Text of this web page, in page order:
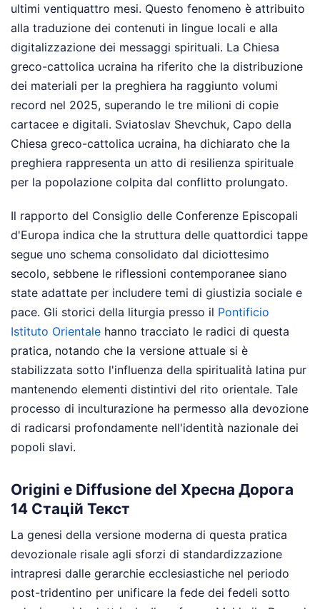
ultimi ventiquattro mesi. Questo fenomeno è attribuito
alla traduzione dei contenuti in lingue locali e alla
digitalizzazione dei messaggi spirituali. La Chiesa
greco-cattolica ucraina ha riferito che la distribuzione
dei materiali per la preghiera ha raggiunto volumi
record nel 2025, superando le tre milioni di copie
cartacee e digitali. Sviatoslav Shevchuk, Capo della
Chiesa greco-cattolica ucraina, ha dichiarato che la
preghiera rappresenta un atto di resilienza spirituale
per la popolazione colpita dal conflitto prolungato.
Il rapporto del Consiglio delle Conferenze Episcopali
d'Europa indica che la struttura delle quattordici tappe
segue uno schema consolidato dal diciottesimo
secolo, sebbene le riflessioni contemporanee siano
state adattate per includere temi di giustizia sociale e
pace. Gli storici della liturgia presso il Pontificio
Istituto Orientale hanno tracciato le radici di questa
pratica, notando che la versione attuale si è
stabilizzata sotto l'influenza della spiritualità latina pur
mantenendo elementi distintivi del rito orientale. Tale
processo di inculturazione ha permesso alla devozione
di radicarsi profondamente nell'identità nazionale dei
popoli slavi.
Origini e Diffusione del Хресна Дорога
14 Стацій Текст
La genesi della versione moderna di questa pratica
devozionale risale agli sforzi di standardizzazione
intrapresi dalle gerarchie ecclesiastiche nel periodo
post-tridentino per unificare la fede dei fedeli sotto